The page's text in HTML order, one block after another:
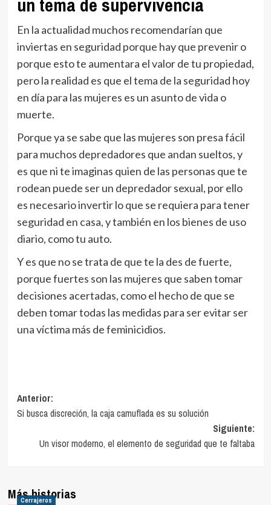
En la actualidad muchos recomendarían que
inviertas en seguridad porque hay que prevenir o
porque esto te aumentara el valor de tu propiedad,
pero la realidad es que el tema de la seguridad hoy
en día para las mujeres es un asunto de vida o
muerte.
Porque ya se sabe que las mujeres son presa fácil
para muchos depredadores que andan sueltos, y
es que ni te imaginas quien de las personas que te
rodean puede ser un depredador sexual, por ello
es necesario invertir lo que se requiera para tener
seguridad en casa, y también en los bienes de uso
diario, como tu auto.
Y es que no se trata de que te la des de fuerte,
porque fuertes son las mujeres que saben tomar
decisiones acertadas, como el hecho de que se
deben tomar todas las medidas para ser evitar ser
una víctima más de feminicidios.
Navegación
de
entradas
Anterior:
Si busca discreción, la caja camuflada es su solución
Siguiente:
Un visor moderno, el elemento de seguridad que te faltaba
Más historias
Cerrajeros